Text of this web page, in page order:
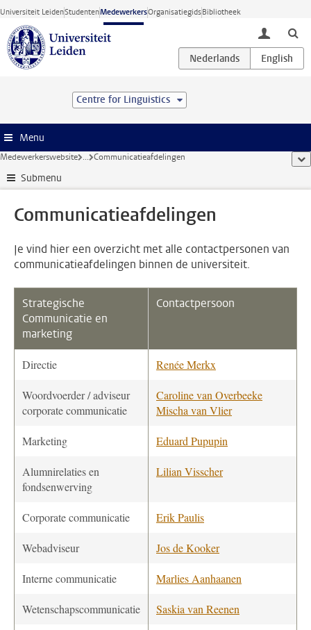
Ga direct naar de inhoud
Universiteit LeidenStudentenMedewerkersOrganisatiegidsBibliotheek
toggle
Centre for Linguistics
Menu
Medewerkerswebsite ... Communicatieafdelingen
Submenu
Communicatieafdelingen
Je vind hier een overzicht met alle contactpersonen van
communicatieafdelingen binnen de universiteit.
Strategische
Communicatie en
marketing
Contactpersoon
Directie Renée Merkx
Woordvoerder / adviseur
corporate communicatie
Caroline van Overbeeke
Mischa van Vlier
Marketing Eduard Pupupin
Alumnirelaties en
fondsenwerving
Lilian Visscher
Corporate communicatie Erik Paulis
Webadviseur Jos de Kooker
Interne communicatie Marlies Aanhaanen
Wetenschapscommunicatie Saskia van Reenen